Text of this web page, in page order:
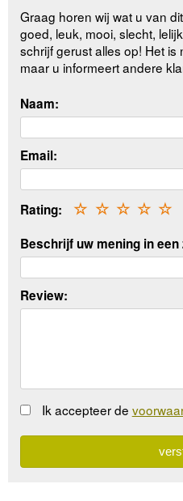
Graag horen wij wat u van
goed, leuk, mooi, slecht,
schrijf gerust alles op! Het
maar u informeert andere
Naam:
Email:
Rating: ☆
☆
☆
☆
☆
Beschrijf uw mening in een
Review:
Ik accepteer de